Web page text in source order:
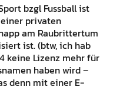
bzgl Fussball ist
privaten
am Raubrittertum
ist. (btw, ich hab
keine Lizenz mehr für
haben wird –
denn mit einer E-